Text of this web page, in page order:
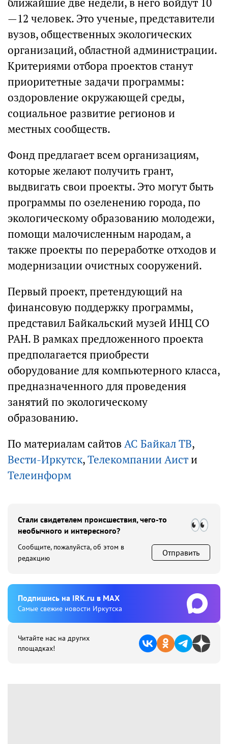
ближайшие две недели, в него войдут 10
—12 человек. Это ученые, представители
вузов, общественных экологических
организаций, областной администрации.
Критериями отбора проектов станут
приоритетные задачи программы:
оздоровление окружающей среды,
социальное развитие регионов и
местных сообществ.
Фонд предлагает всем организациям,
которые желают получить грант,
выдвигать свои проекты. Это могут быть
программы по озеленению города, по
экологическому образованию молодежи,
помощи малочисленным народам, а
также проекты по переработке отходов и
модернизации очистных сооружений.
Первый проект, претендующий на
финансовую поддержку программы,
представил Байкальский музей ИНЦ СО
РАН. В рамках предложенного проекта
предполагается приобрести
оборудование для компьютерного класса,
предназначенного для проведения
занятий по экологическому
образованию.
По материалам сайтов АС Байкал ТВ,
Вести-Иркутск,Телекомпании Аисти
Телеинформ
Стали свидетелем происшествия, чего-то
необычного и интересного?
Сообщите, пожалуйста, об этом в
редакцию
Отправить
Подпишиcь на IRK.ru в MAX
Cамые свежие новости Иркутска
Читайте нас на других
площадках!